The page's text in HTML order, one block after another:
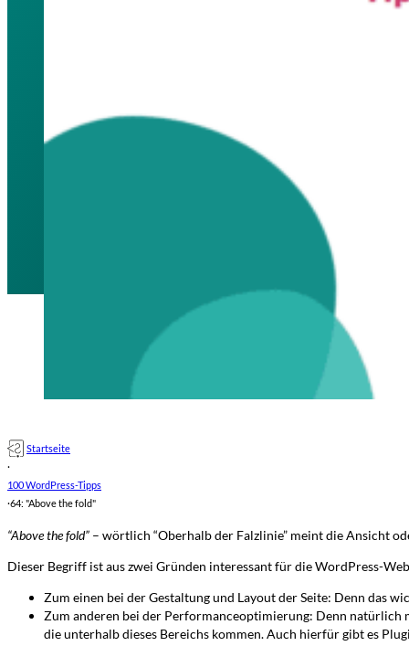
Startseite
·
100 WordPress-Tipps
·64: "Above the fold"
“Above the fold” – wörtlich “Oberhalb der Falzlinie” meint die Ansicht
Dieser Begriff ist aus zwei Gründen interessant für die WordPress-
Zum einen bei der Gestaltung und Layout der Seite: Denn das
Zum anderen bei der Performanceoptimierung: Denn natürlich
die unterhalb dieses Bereichs kommen. Auch hierfür gibt es